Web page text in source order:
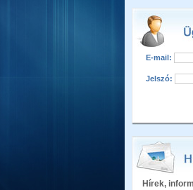
E-mail:
Jelszó:
Hírek,